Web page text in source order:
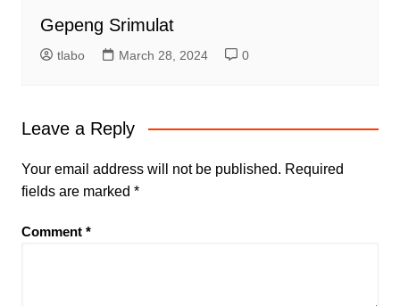
Gepeng Srimulat
tlabo March 28, 2024 0
Leave a Reply
Your email address will not be published. Required
fields are marked *
Comment *